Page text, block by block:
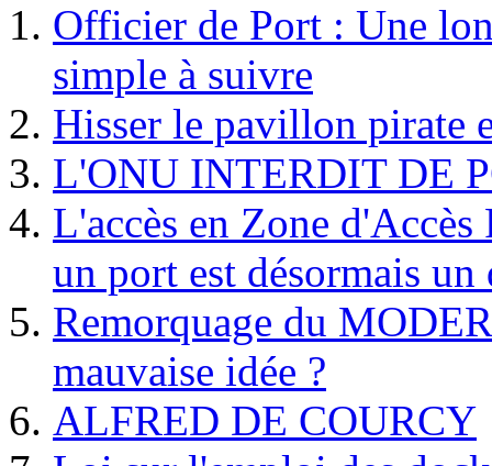
Officier de Port : Une
simple à suivre
Hisser le pavillon pirate
L'ONU INTERDIT DE
L'accès en Zone
un port est désormais un
Remorquage du
mauvaise idée ?
ALFRED DE COURCY